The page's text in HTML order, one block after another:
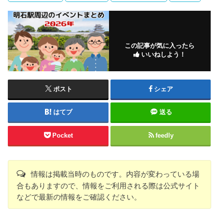
この記事が気に入ったら
いいねしよう！
ポスト シェア
はてブ 送る
Pocket feedly
情報は掲載当時のものです。内容が変わっている場
合もありますので、情報をご利用される際は公式サイト
などで最新の情報をご確認ください。